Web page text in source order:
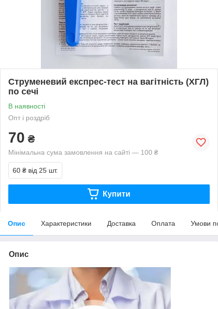
Струменевий експрес-тест на вагітність (ХГЛ)
по сечі
В наявності
Опт і роздріб
70 ₴
Мінімальна сума замовлення на сайті — 100 ₴
60 ₴ від 25 шт.
Купити
Опис Характеристики Доставка Оплата Умови
Опис